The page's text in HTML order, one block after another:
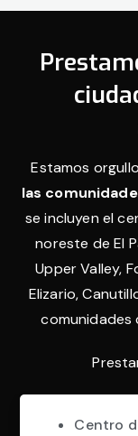
Estamos
las
se incluyen el
noreste de El
Upper Valley,
Elizario,
comunidades
Centro